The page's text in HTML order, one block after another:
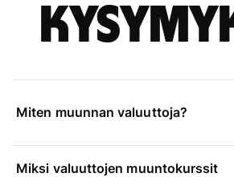
Miten muunnan valuuttoja?
Miksi valuuttojen muuntokurssit